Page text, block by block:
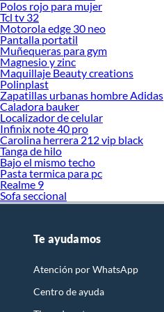
Polos rojo para mujer
Tcl tv 32
Motorola edge 30 neo
Pantalla portatil
Muñequeras para gym
Magnesio y zinc
Maquillaje Beauty creations
Polinplast
Zapatillas urbanas hombre Adidas
Caladora bauker
Localizador de celular
Infinix note 40 pro
Carolina herrera 212 vip black
Tanga de hilo
Bajo el mismo techo
Pasta termica para pc
Realme 9
Sofa seccional
Te ayudamos
Atención por WhatsApp
Centro de ayuda